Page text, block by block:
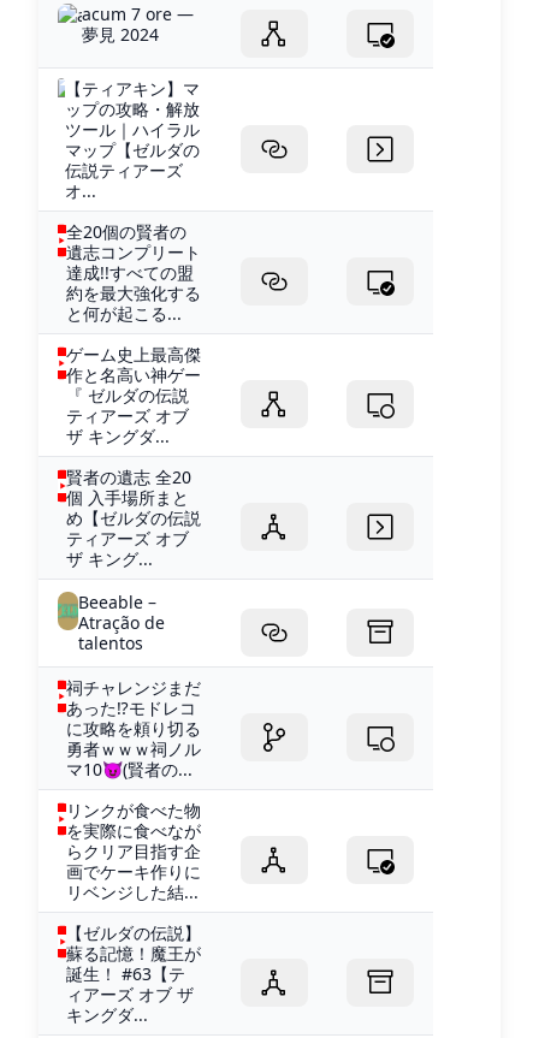
acum 7 ore —
夢見 2024
【ティアキン】マ
ップの攻略・解放
ツール｜ハイラル
マップ【ゼルダの
伝説ティアーズ
オ...
全20個の賢者の
遺志コンプリート
達成!!すべての盟
約を最大強化する
と何が起こる...
ゲーム史上最高傑
作と名高い神ゲー
『 ゼルダの伝説
ティアーズ オブ
ザ キングダ...
賢者の遺志 全20
個 入手場所まと
め【ゼルダの伝説
ティアーズ オブ
ザ キング...
Beeable –
Atração de
talentos
祠チャレンジまだ
あった⁉モドレコ
に攻略を頼り切る
勇者ｗｗｗ祠ノル
マ10😈(賢者の...
リンクが食べた物
を実際に食べなが
らクリア目指す企
画でケーキ作りに
リベンジした結...
【ゼルダの伝説】
蘇る記憶！魔王が
誕生！ #63【テ
ィアーズ オブ ザ
キングダ...